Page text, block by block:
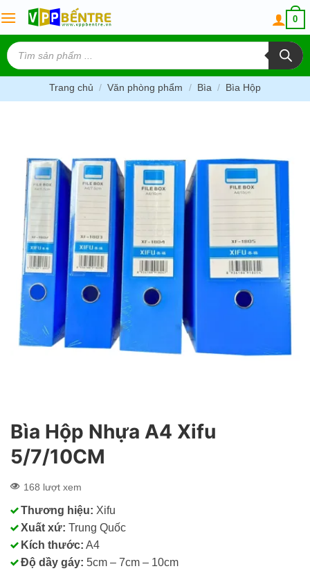
to
content
0
Tìm
kiếm
sản
phẩm
Trang chủ / Văn phòng phẩm / Bìa / Bìa Hộp
Bìa Hộp Nhựa A4 Xifu
5/7/10CM
168 lượt xem
Thương hiệu: Xifu
Xuất xứ: Trung Quốc
Kích thước: A4
Độ dầy gáy: 5cm – 7cm – 10cm